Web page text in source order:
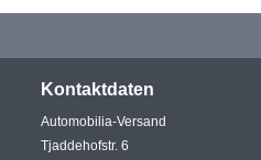
Kontaktdaten
Automobilia-Versand
Tjaddehofstr. 6